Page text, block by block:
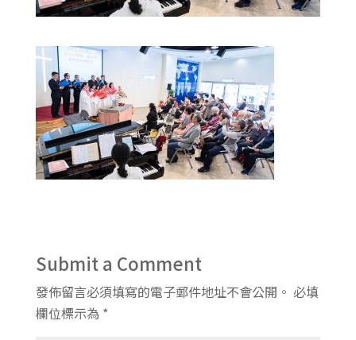
Submit a Comment
發佈留言必須填寫的電子郵件地址不會公開。 必填
欄位標示為 *